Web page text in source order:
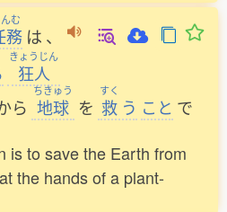
む
務 は 、
きょうじん
狂人
ら
ちきゅう
地球 を
すく
救 う こと で
is to save the Earth from
the hands of a plant-